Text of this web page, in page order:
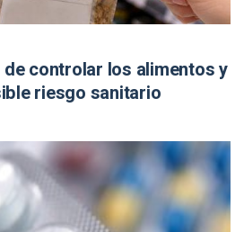
de controlar los alimentos y
riesgo sanitario